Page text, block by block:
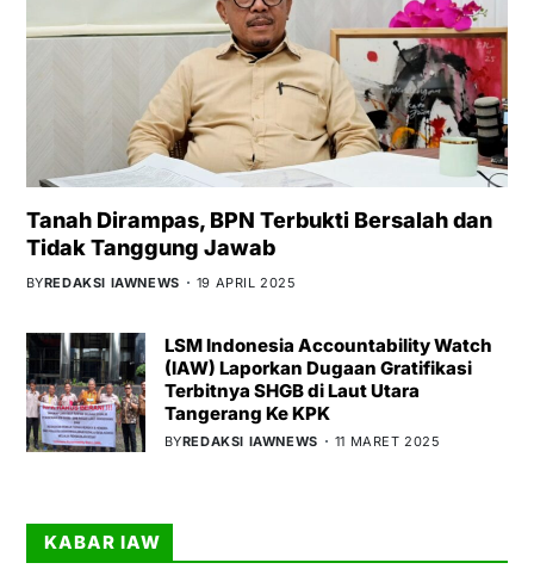
Tanah Dirampas, BPN Terbukti Bersalah dan
Tidak Tanggung Jawab
BYREDAKSI IAWNEWS 19 APRIL 2025
LSM Indonesia Accountability Watch
(IAW) Laporkan Dugaan Gratifikasi
Terbitnya SHGB di Laut Utara
Tangerang Ke KPK
BYREDAKSI IAWNEWS 11 MARET 2025
KABAR IAW